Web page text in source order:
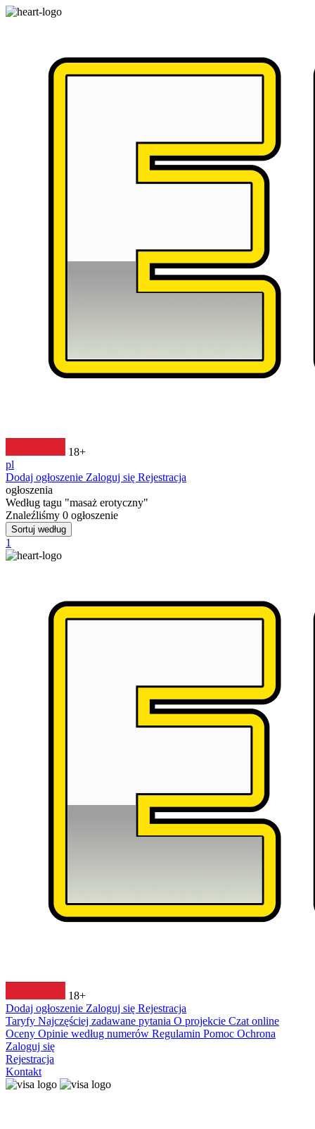
18+
pl
Dodaj ogłoszenie Zaloguj się Rejestracja
ogłoszenia
Według tagu "masaż erotyczny"
Znaleźliśmy 0 ogłoszenie
Sortuj według
1
18+
Dodaj ogłoszenie Zaloguj się Rejestracja
Taryfy Najczęściej zadawane pytania O projekcie Czat online
Oceny Opinie według numerów Regulamin Pomoc Ochrona
Zaloguj się
Rejestracja
Kontakt